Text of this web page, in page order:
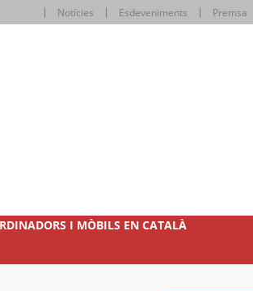
Notícies Esdeveniments Premsa
I MÒBILS EN CATALÀ